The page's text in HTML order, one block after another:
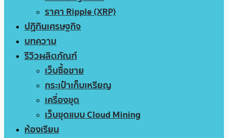
ราคา Ripple (XRP)
ปฏิทินเศรษฐกิจ
บทความ
รีวิวผลิตภัณฑ์
เว็บซื้อขาย
กระเป๋าเก็บเหรียญ
เครื่องขุด
เว็บขุดแบบ Cloud Mining
ห้องเรียน